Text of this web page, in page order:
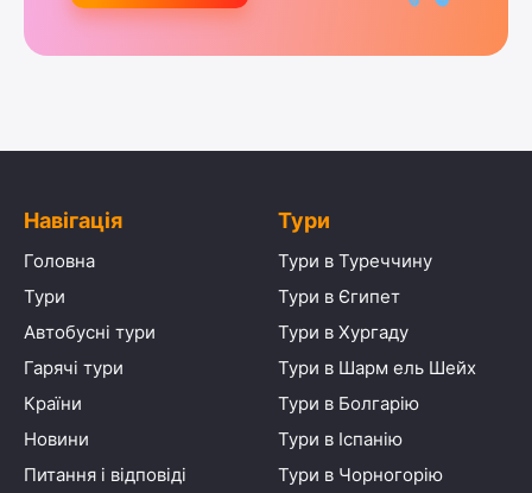
Навігація
Головна
Тури
Автобусні тури
Гарячі тури
Країни
Новини
Питання і відповіді
Тури
Тури в Туреччину
Тури в Єгипет
Тури в Хургаду
Тури в Шарм ель Шейх
Тури в Болгарію
Тури в Іспанію
Тури в Чорногорію